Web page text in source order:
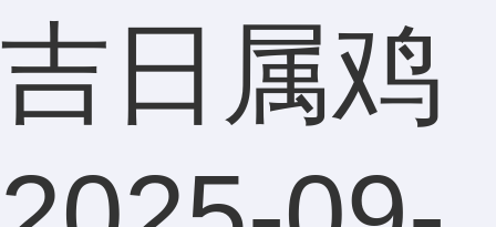
很多年
吉日属鸡